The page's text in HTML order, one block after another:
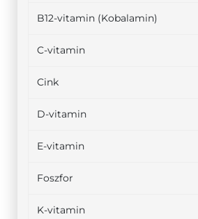
B12-vitamin (Kobalamin)
C-vitamin
Cink
D-vitamin
E-vitamin
Foszfor
K-vitamin